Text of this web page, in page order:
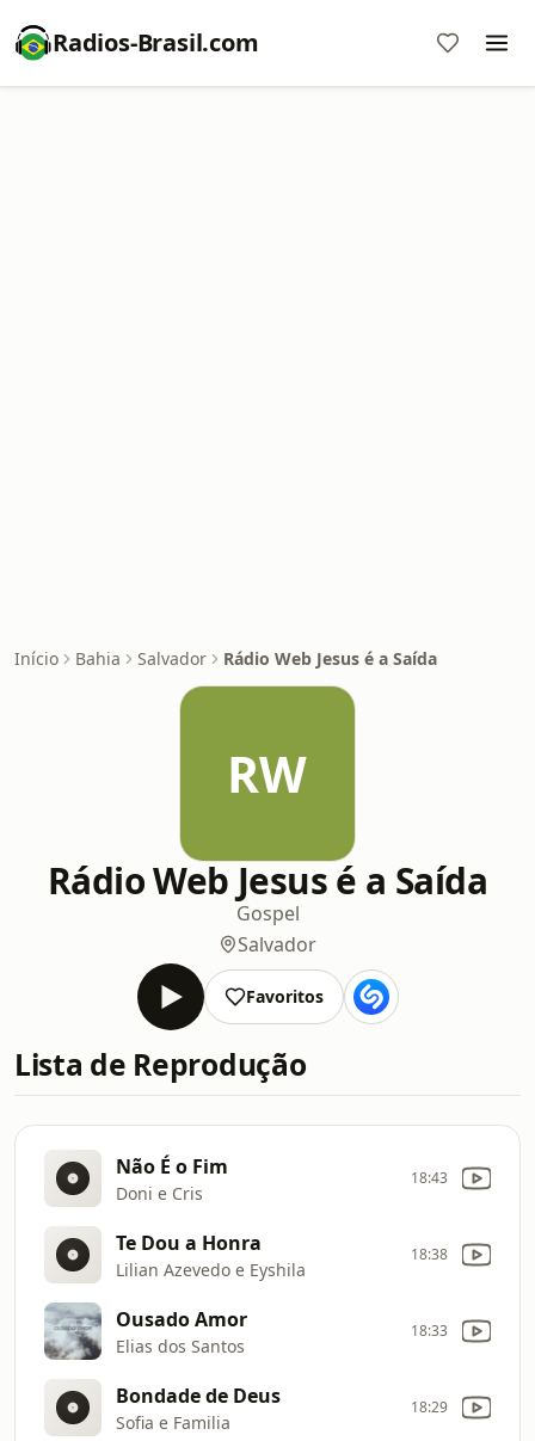
Radios-Brasil.com
Início Bahia Salvador Rádio Web Jesus é a Saída
RW
Rádio Web Jesus é a Saída
Gospel
Salvador
Favoritos
Lista de Reprodução
Não É o Fim
Doni e Cris
18:43
Te Dou a Honra
Lilian Azevedo e Eyshila
18:38
Ousado Amor
Elias dos Santos
18:33
Bondade de Deus
Sofia e Familia
18:29